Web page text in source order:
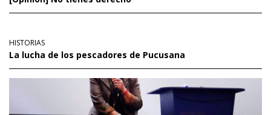
HISTORIAS
La lucha de los pescadores de Pucusana